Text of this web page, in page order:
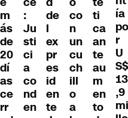
m
ás
de
20
dí
as
ce
rr
:
Ju
sti
ci
a
co
nd
en
de
l
ex
pr
es
id
en
te
co
n
un
cu
ch
ill
o
a
ti
ca
an
te
au
m
en
to
ía
po
r
U
S$
13
,9
mi